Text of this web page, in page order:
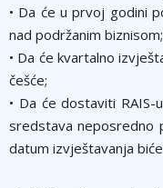
• Da će u prvoj godini
nad podržanim biznisom;
• Da će kvartalno
češće;
• Da će dostaviti
sredstava neposredno
datum izvještavanja